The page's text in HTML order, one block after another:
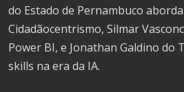
do Estado de Pernambuco
Cidadãocentrismo, Silmar
Power BI, e Jonathan Galdino do
skills na era da IA.